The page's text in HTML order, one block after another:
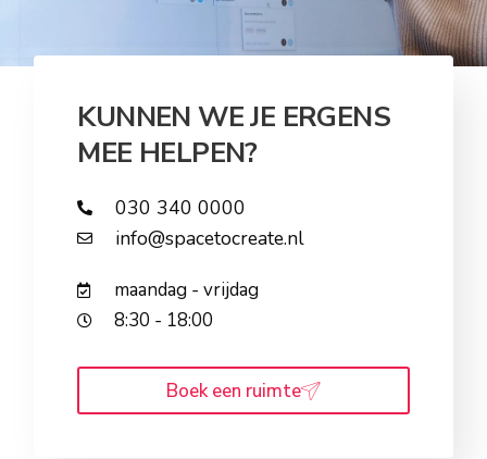
KUNNEN WE JE ERGENS
MEE HELPEN?
030 340 0000
info@spacetocreate.nl
maandag - vrijdag
8:30 - 18:00
Boek een ruimte